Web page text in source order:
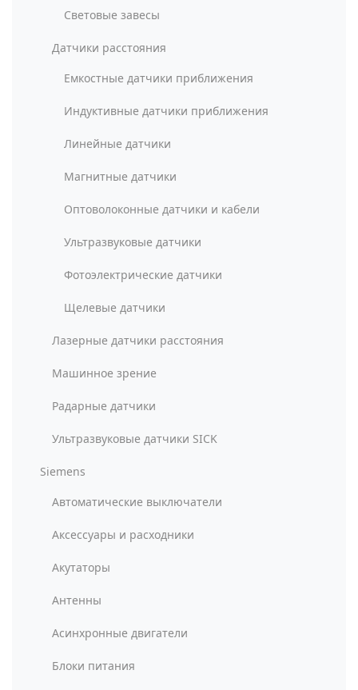
Световые завесы
Датчики расстояния
Емкостные датчики приближения
Индуктивные датчики приближения
Линейные датчики
Магнитные датчики
Оптоволоконные датчики и кабели
Ультразвуковые датчики
Фотоэлектрические датчики
Щелевые датчики
Лазерные датчики расстояния
Машинное зрение
Радарные датчики
Ультразвуковые датчики SICK
Siemens
Автоматические выключатели
Аксессуары и расходники
Акутаторы
Антенны
Асинхронные двигатели
Блоки питания